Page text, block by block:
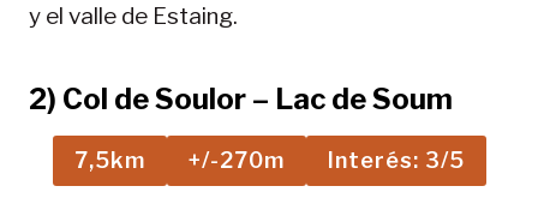
y el valle de Estaing.
2) Col de Soulor – Lac de Soum
7,5km +/-270m Interés: 3/5